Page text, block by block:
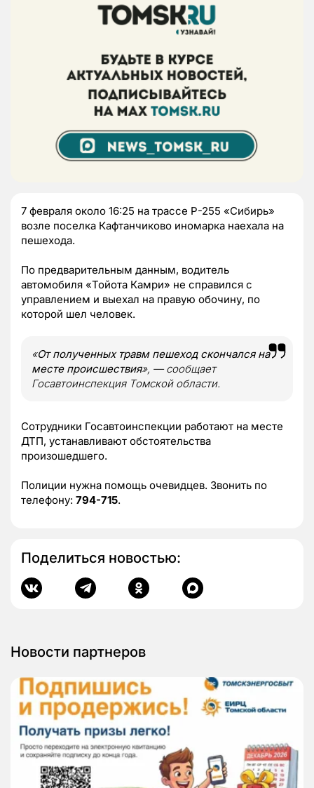
7 февраля около 16:25 на трассе Р-255 «Сибирь»
возле поселка Кафтанчиково иномарка наехала на
пешехода.
По предварительным данным, водитель
автомобиля «Тойота Камри» не справился с
управлением и выехал на правую обочину, по
которой шел человек.
«От полученных травм пешеход скончался на
месте происшествия», — сообщает
Госавтоинспекция Томской области.
Сотрудники Госавтоинспекции работают на месте
ДТП, устанавливают обстоятельства
произошедшего.
Полиции нужна помощь очевидцев. Звонить по
телефону: 794-715.
Поделиться новостью:
Новости партнеров